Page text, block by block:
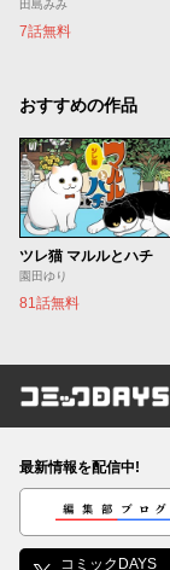
田島みみ
7話無料
おすすめの作品
ツレ猫 マルルとハチ
園田ゆり
81話無料
コミック
最新情報を配信中!
編集部ブログ
コミックDAYS